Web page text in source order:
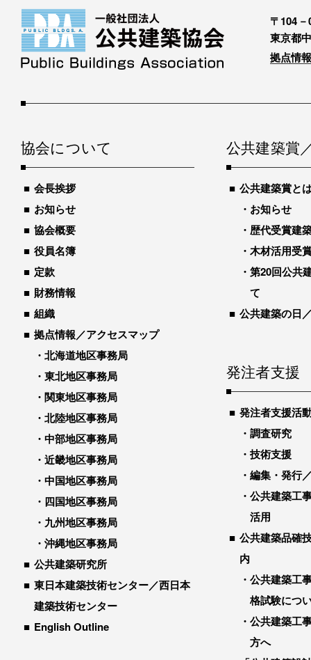
〒104－
東京都
拠点情
協会について
会長挨拶
お知らせ
協会概要
役員名簿
定款
財務情報
組織
拠点情報／アクセスマップ
北海道地区事務局
東北地区事務局
関東地区事務局
北陸地区事務局
中部地区事務局
近畿地区事務局
中国地区事務局
四国地区事務局
九州地区事務局
沖縄地区事務局
公共建築研究所
東日本建築技術センター／西日本
建築技術センター
English Outline
公共建築賞
公共建築賞と
お知らせ
歴代受賞建
木材活用受
第20回公共
て
公共建築の日
発注者支援
発注者支援活
調査研究
技術支援
編集・発行
公共建築工
活用
公共建築品確
内
公共建築工
格試験につ
公共建築工
方へ